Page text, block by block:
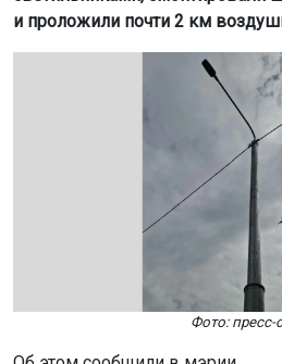
и проложили почти 2 км
Фото: